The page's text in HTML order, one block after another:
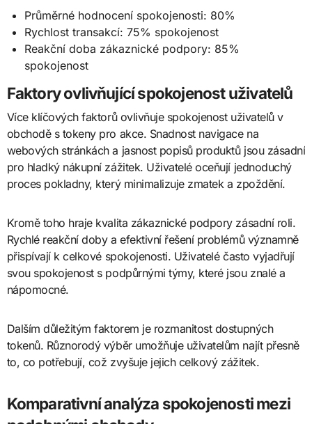
Průměrné hodnocení spokojenosti: 80%
Rychlost transakcí: 75% spokojenost
Reakční doba zákaznické podpory: 85%
spokojenost
Faktory ovlivňující spokojenost uživatelů
Více klíčových faktorů ovlivňuje spokojenost uživatelů v
obchodě s tokeny pro akce. Snadnost navigace na
webových stránkách a jasnost popisů produktů jsou zásadní
pro hladký nákupní zážitek. Uživatelé oceňují jednoduchý
proces pokladny, který minimalizuje zmatek a zpoždění.
Kromě toho hraje kvalita zákaznické podpory zásadní roli.
Rychlé reakční doby a efektivní řešení problémů významně
přispívají k celkové spokojenosti. Uživatelé často vyjadřují
svou spokojenost s podpůrnými týmy, které jsou znalé a
nápomocné.
Dalším důležitým faktorem je rozmanitost dostupných
tokenů. Různorodý výběr umožňuje uživatelům najít přesně
to, co potřebují, což zvyšuje jejich celkový zážitek.
Komparativní analýza spokojenosti mezi